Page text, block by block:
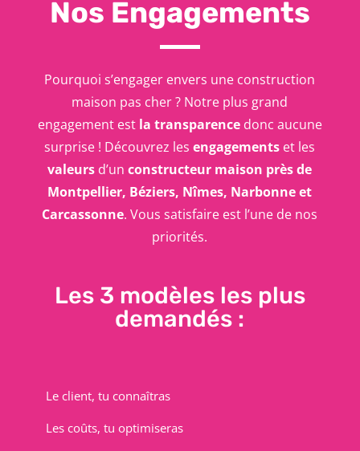
Nos Engagements
Pourquoi s’engager envers une construction
maison pas cher ? Notre plus grand
engagement est la transparence donc aucune
surprise ! Découvrez lesengagements et les
valeurs d’unconstructeur maison près de
Montpellier, Béziers, Nîmes, Narbonne et
Carcassonne. Vous satisfaire est l’une de nos
priorités.
Les 3 modèles les plus
demandés :
Le client, tu connaîtras
Les coûts, tu optimiseras